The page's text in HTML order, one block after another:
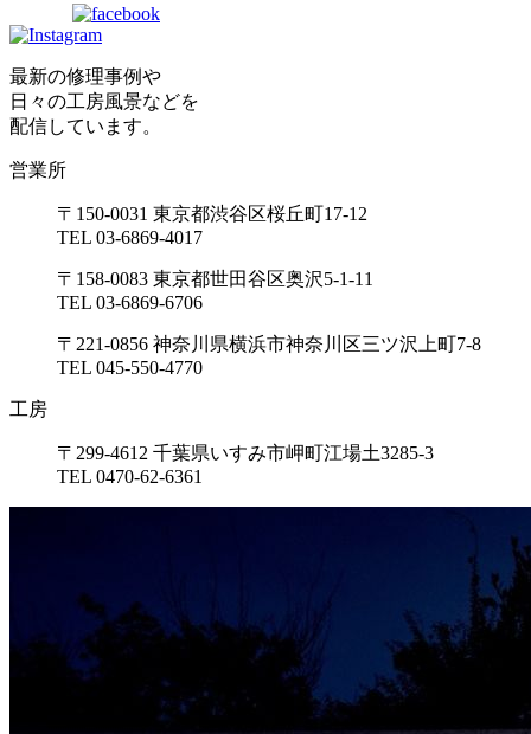
最新の修理事例や
日々の工房風景などを
配信しています。
営業所
〒150-0031 東京都渋谷区桜丘町17-12
TEL 03-6869-4017
〒158-0083 東京都世田谷区奥沢5-1-11
TEL 03-6869-6706
〒221-0856 神奈川県横浜市神奈川区三ツ沢上町7-8
TEL 045-550-4770
工房
〒299-4612 千葉県いすみ市岬町江場土3285-3
TEL 0470-62-6361